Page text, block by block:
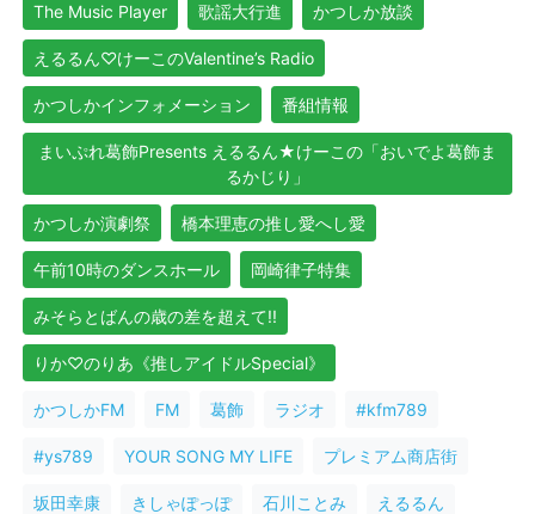
The Music Player 歌謡大行進 かつしか放談
えるるん♡けーこのValentine’s Radio
かつしかインフォメーション 番組情報
まいぷれ葛飾Presents えるるん★けーこの「おいでよ葛飾ま
るかじり」
かつしか演劇祭 橋本理恵の推し愛へし愛
午前10時のダンスホール 岡崎律子特集
みそらとばんの歳の差を超えて!!
りか♡のりあ《推しアイドルSpecial》
かつしかFM FM 葛飾 ラジオ #kfm789
#ys789 YOUR SONG MY LIFE プレミアム商店街
坂田幸康 きしゃぽっぽ 石川ことみ えるるん